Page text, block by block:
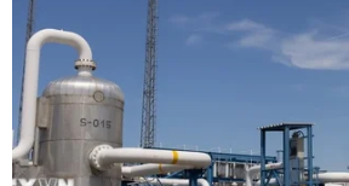
TIN LIÊN QUAN